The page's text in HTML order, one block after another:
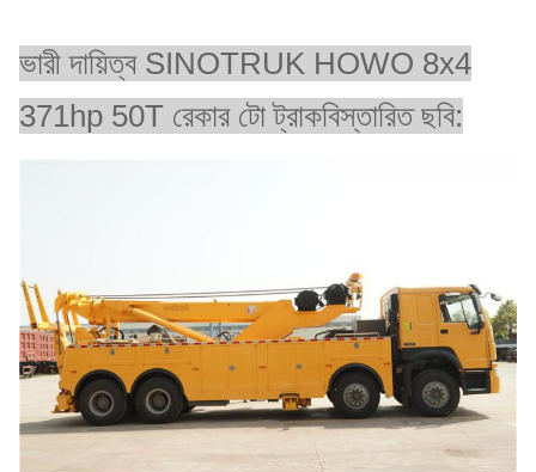
ভারী দায়িত্ব SINOTRUK HOWO 8x4
371hp 50T রেকার টো ট্রাকবিস্তারিত ছবি: